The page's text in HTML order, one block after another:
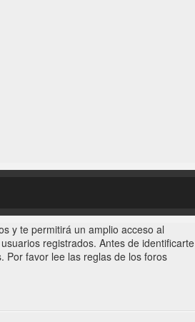
y te permitirá un amplio acceso al
registrados. Antes de identificarte
Por favor lee las reglas de los foros